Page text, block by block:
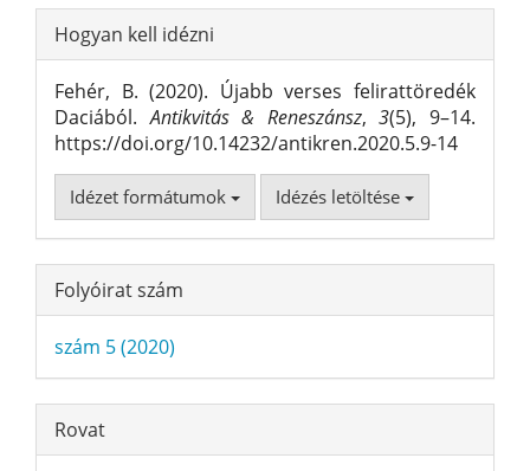
Article
Details
Hogyan kell idézni
Fehér, B. (2020). Újabb verses felirattöredék
Daciából.Antikvitás & Reneszánsz,3(5), 9–14.
https://doi.org/10.14232/antikren.2020.5.9-14
Idézet formátumok Idézés letöltése
Folyóirat szám
szám 5 (2020)
Rovat